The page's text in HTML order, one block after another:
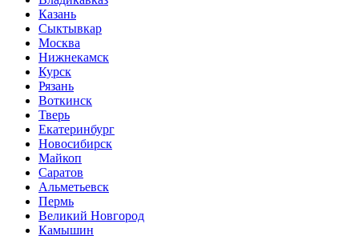
Казань
Сыктывкар
Москва
Нижнекамск
Курск
Рязань
Воткинск
Тверь
Екатеринбург
Новосибирск
Майкоп
Саратов
Альметьевск
Пермь
Великий Новгород
Камышин